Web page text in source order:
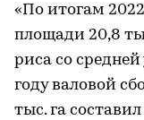
«По итогам
площади 20,8
риса со
году валовой
тыс. га